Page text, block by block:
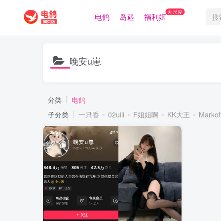
电鸽 岛遇 福利姬大尺度
晚安u崽
分类
电鸽
子分类
一只香 02uiii F姐姐啊 KK大王